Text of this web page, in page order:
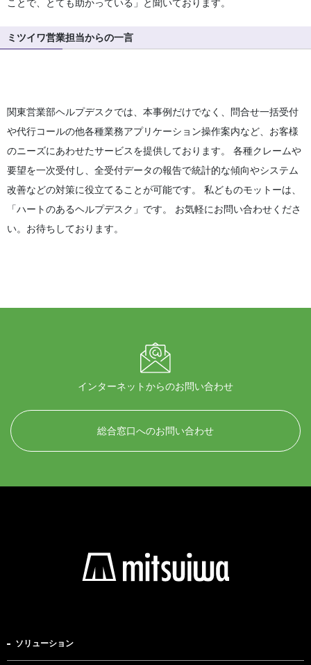
ことで、とても助かっている」と聞いております。
ミツイワ営業担当からの一言
関東営業部ヘルプデスクでは、本事例だけでなく、問合せ一括受付
や代行コールの他各種業務アプリケーション操作案内など、お客様
のニーズにあわせたサービスを提供しております。 各種クレームや
要望を一次受付し、全受付データの報告で統計的な傾向やシステム
改善などの対策に役立てることが可能です。 私どものモットーは、
「ハートのあるヘルプデスク」です。 お気軽にお問い合わせくださ
い。お待ちしております。
インターネットからのお問い合わせ
総合窓口へのお問い合わせ
ソリューション